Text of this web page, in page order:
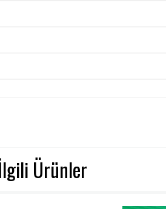
Ürünler